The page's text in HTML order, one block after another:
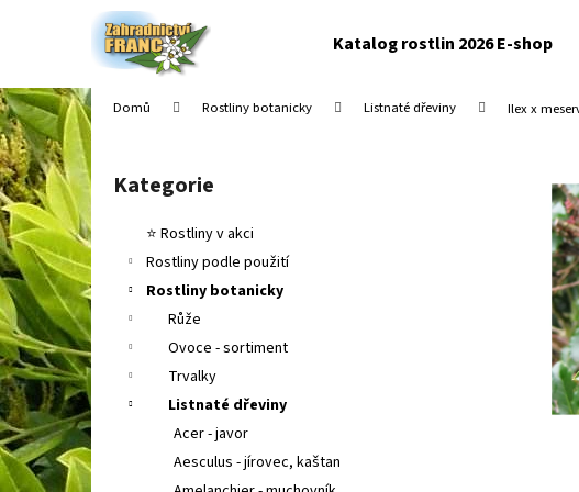
Katalog rostlin 2026 E-shop
Domů Rostliny botanicky Listnaté dřeviny Ilex x
P
o
s
t
r
a
n
n
í
p
a
n
Přeskočit
kategorie
Kategorie
⭐ Rostliny v akci
Rostliny podle použití
Rostliny botanicky
Růže
Ovoce - sortiment
Trvalky
Listnaté dřeviny
Acer - javor
Aesculus - jírovec, kaštan
í
k
Zpět
do
obchodu
Zpět
do
obchodu
Co